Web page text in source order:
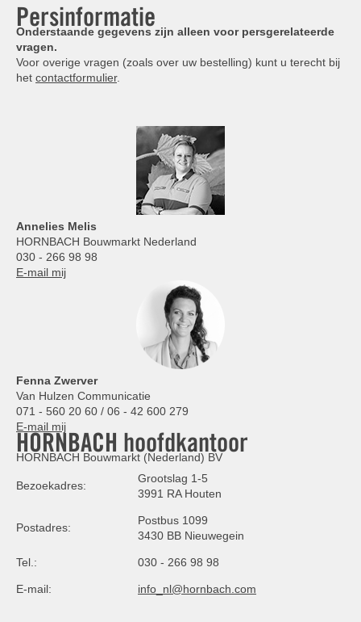
Persinformatie
Onderstaande gegevens zijn alleen voor persgerelateerde
vragen.
Voor overige vragen (zoals over uw bestelling) kunt u terecht bij
het contactformulier.
Annelies Melis
HORNBACH Bouwmarkt Nederland
030 - 266 98 98
E-mail mij
Fenna Zwerver
Van Hulzen Communicatie
071 - 560 20 60 / 06 - 42 600 279
E-mail mij
HORNBACH hoofdkantoor
HORNBACH Bouwmarkt (Nederland) BV
Bezoekadres:
Grootslag 1-5
3991 RA Houten
Postadres:
Postbus 1099
3430 BB Nieuwegein
Tel.: 030 - 266 98 98
E-mail: info_nl@hornbach.com